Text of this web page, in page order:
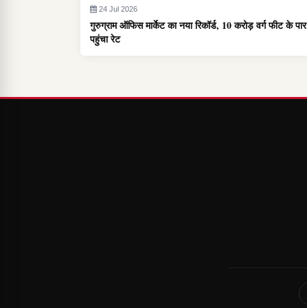
24 Jul 2026
गुरुग्राम ऑफिस मार्केट का नया रिकॉर्ड, 10 करोड़ वर्ग फीट के पार
पहुंचा रेट